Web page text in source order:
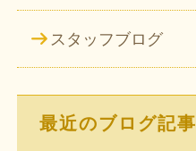
スタッフブログ
最近のブログ記事